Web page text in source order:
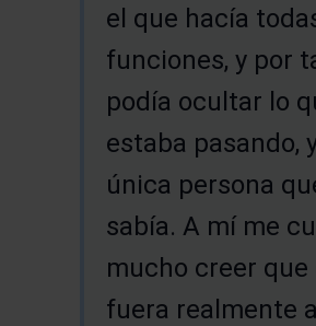
el que hacía
funciones, y por
podía ocultar lo
estaba pasando,
única persona
sabía. A mí me
mucho creer que
fuera realmente